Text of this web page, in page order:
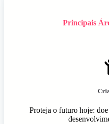
Principais
Proteja o futuro hoje: